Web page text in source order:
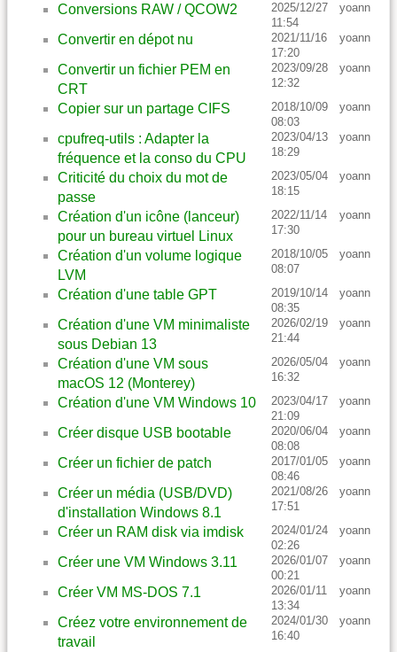
Conversions RAW / QCOW2
2025/12/27
11:54
yoann
Convertir en dépot nu
2021/11/16
17:20
yoann
Convertir un fichier PEM en
CRT
2023/09/28
12:32
yoann
Copier sur un partage CIFS
2018/10/09
08:03
yoann
cpufreq-utils : Adapter la
fréquence et la conso du CPU
2023/04/13
18:29
yoann
Criticité du choix du mot de
passe
2023/05/04
18:15
yoann
Création d'un icône (lanceur)
pour un bureau virtuel Linux
2022/11/14
17:30
yoann
Création d'un volume logique
LVM
2018/10/05
08:07
yoann
Création d'une table GPT
2019/10/14
08:35
yoann
Création d'une VM minimaliste
sous Debian 13
2026/02/19
21:44
yoann
Création d'une VM sous
macOS 12 (Monterey)
2026/05/04
16:32
yoann
Création d'une VM Windows 10
2023/04/17
21:09
yoann
Créer disque USB bootable
2020/06/04
08:08
yoann
Créer un fichier de patch
2017/01/05
08:46
yoann
Créer un média (USB/DVD)
d'installation Windows 8.1
2021/08/26
17:51
yoann
Créer un RAM disk via imdisk
2024/01/24
02:26
yoann
Créer une VM Windows 3.11
2026/01/07
00:21
yoann
Créer VM MS-DOS 7.1
2026/01/11
13:34
yoann
Créez votre environnement de
travail
2024/01/30
16:40
yoann